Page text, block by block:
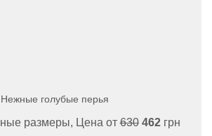
Нежные голубые перья
размеры, Цена от630 462грн